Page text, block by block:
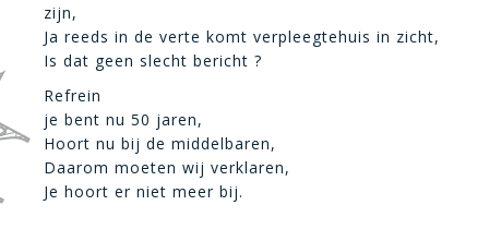
zijn,
Ja reeds in de verte komt verpleegtehuis in zicht,
Is dat geen slecht bericht ?
Refrein
je bent nu 50 jaren,
Hoort nu bij de middelbaren,
Daarom moeten wij verklaren,
Je hoort er niet meer bij.